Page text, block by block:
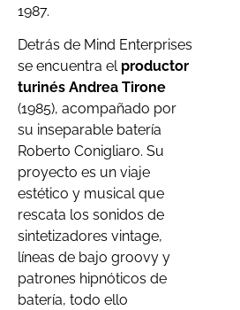
1987.
Detrás de Mind Enterprises
se encuentra el productor
turinés Andrea Tirone
(1985), acompañado por
su inseparable batería
Roberto Conigliaro. Su
proyecto es un viaje
estético y musical que
rescata los sonidos de
sintetizadores vintage,
líneas de bajo groovy y
patrones hipnóticos de
batería, todo ello